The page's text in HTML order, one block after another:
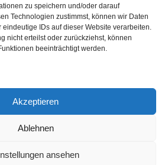
zu speichern und/oder darauf
Technologien zustimmst, können wir Daten
IDs auf dieser Website verarbeiten.
nicht erteilst oder zurückziehst, können
beeinträchtigt werden.
Akzeptieren
Ablehnen
ansehen
ein unverbindliches
einholen!